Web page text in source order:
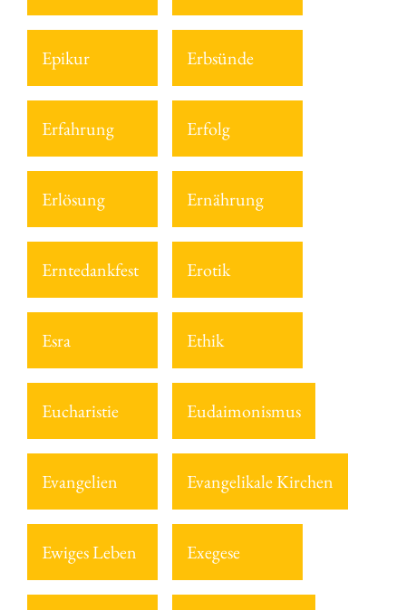
Epikur Erbsünde
Erfahrung Erfolg
Erlösung Ernährung
Erntedankfest Erotik
Esra Ethik
Eucharistie Eudaimonismus
Evangelien Evangelikale Kirchen
Ewiges Leben Exegese